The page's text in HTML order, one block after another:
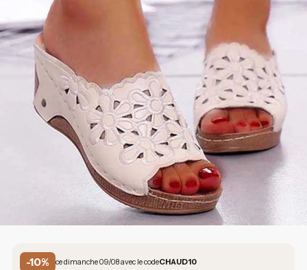
-10% ce dimanche 09/08 avec le codeCHAUD10